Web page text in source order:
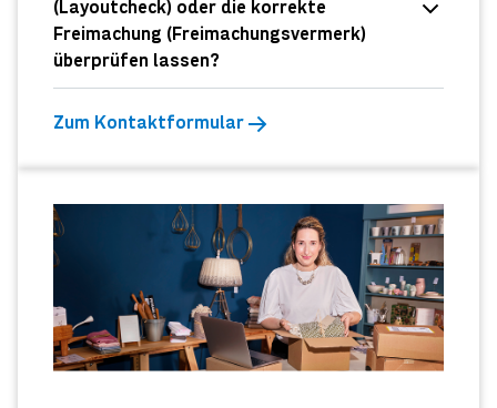
(Layoutcheck) oder die korrekte
Freimachung (Freimachungsvermerk)
überprüfen lassen?
Zum Kontaktformular